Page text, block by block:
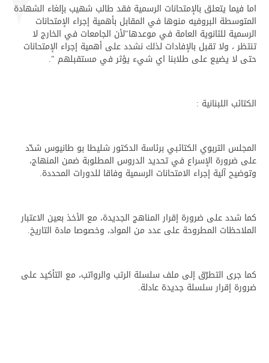
اما فيما يتعلق بالإمتحانات الرسمية فقد طالب شهيب بإلغاء الشهادة
المتوسطة البروفيه منوها في المقابل بأهمية إجراء الإمتحانات
الرسمية للثانوية العامة في موعدها"لأن الجامعات في الخارج لا
تنتظر ، ولا تقبل بالإفادات لذلك نشدد على أهمية إجراء الإمتحانات
حتى لا يضيع على طلابنا اي شيء يؤثر في مستقبلهم ".
الكتائب اللبنانية :
المجلس التربوي الكتائبي برئاسة الدكتور شليطا بو طانيوس شدّد
على ضرورة الإسراع في تحديد الدروس المطلوبة ضمن المنهاج،
وتوضيح آلية إجراء الامتحانات الرسمية وفاقا للدورات المحددة.
كما شدد على ضرورة إقرار المناهج الجديدة، مع الأخذ بعين الاعتبار
الملاحظات المطروحة على عدد من المواد، وخصوصا مادة التاريخ.
كما جرى التطرّق إلى ملف سلسلة الرتب والرواتب، مع التأكيد على
ضرورة إقرار سلسلة جديدة عادلة.